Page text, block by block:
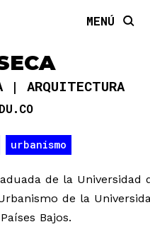
MENÚ
ARQUITECTURA
urbanismo
de la Universidad
de la
Bajos.